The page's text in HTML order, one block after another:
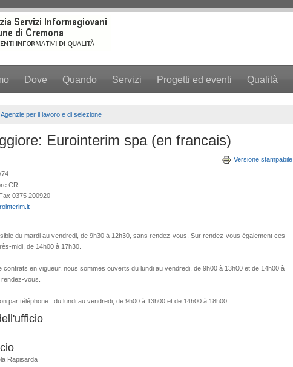
Dove Quando Servizi Progetti ed eventi Qualità
Agenzie per il lavoro e di selezione
Eurointerim spa (en francais)
Versione stampabile
74
CR
0375 200920
du mardi au vendredi, de 9h30 à 12h30, sans rendez-vous. Sur rendez-vous également ces
midi, de 14h00 à 17h30.
contrats en vigueur, nous sommes ouverts du lundi au vendredi, de 9h00 à 13h00 et de 14h00 à
vous.
par téléphone : du lundi au vendredi, de 9h00 à 13h00 et de 14h00 à 18h00.
Rapisarda